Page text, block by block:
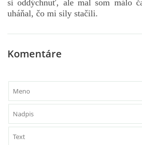
si oddýchnuť, ale mal som málo
uháňal, čo mi sily stačili.
Komentáre